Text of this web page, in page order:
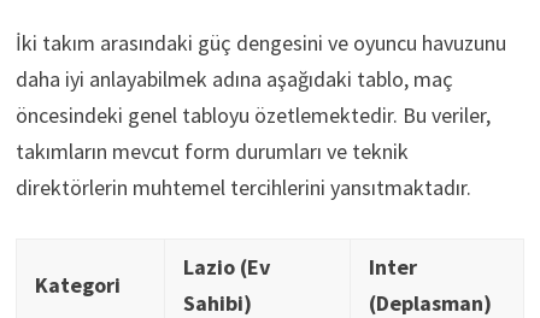
İki takım arasındaki güç dengesini ve oyuncu havuzunu
daha iyi anlayabilmek adına aşağıdaki tablo, maç
öncesindeki genel tabloyu özetlemektedir. Bu veriler,
takımların mevcut form durumları ve teknik
direktörlerin muhtemel tercihlerini yansıtmaktadır.
Kategori
Lazio (Ev
Sahibi)
Inter
(Deplasman)